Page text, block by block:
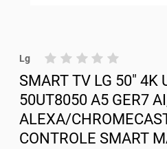
Lg
SMART TV LG 50" 4K
50UT8050 A5 GER7
ALEXA/
CONTROLE SMART